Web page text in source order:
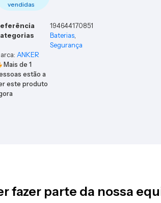
vendidas
194644170851
Baterias,
Segurança
ANKER
Mais de1
estão a
este produto
fazer parte da nossa